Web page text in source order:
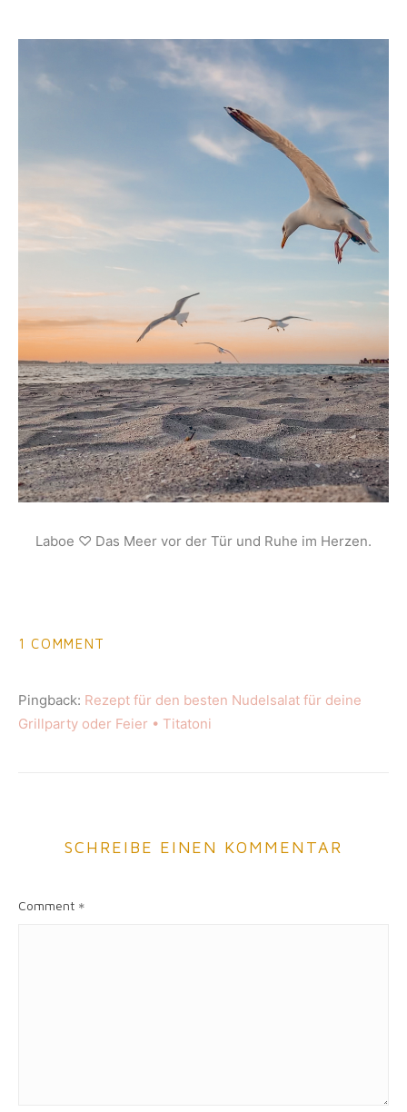
Laboe ♡ Das Meer vor der Tür und Ruhe im Herzen.
1 COMMENT
Pingback: Rezept für den besten Nudelsalat für deine
Grillparty oder Feier • Titatoni
SCHREIBE EINEN KOMMENTAR
Comment *